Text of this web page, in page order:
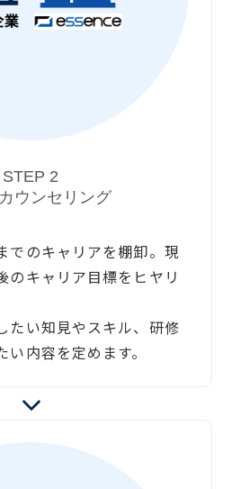
STEP 2
ウンセリング
でのキャリアを棚卸。現
のキャリア目標をヒヤリ
たい知見やスキル、研修
内容を定めます。